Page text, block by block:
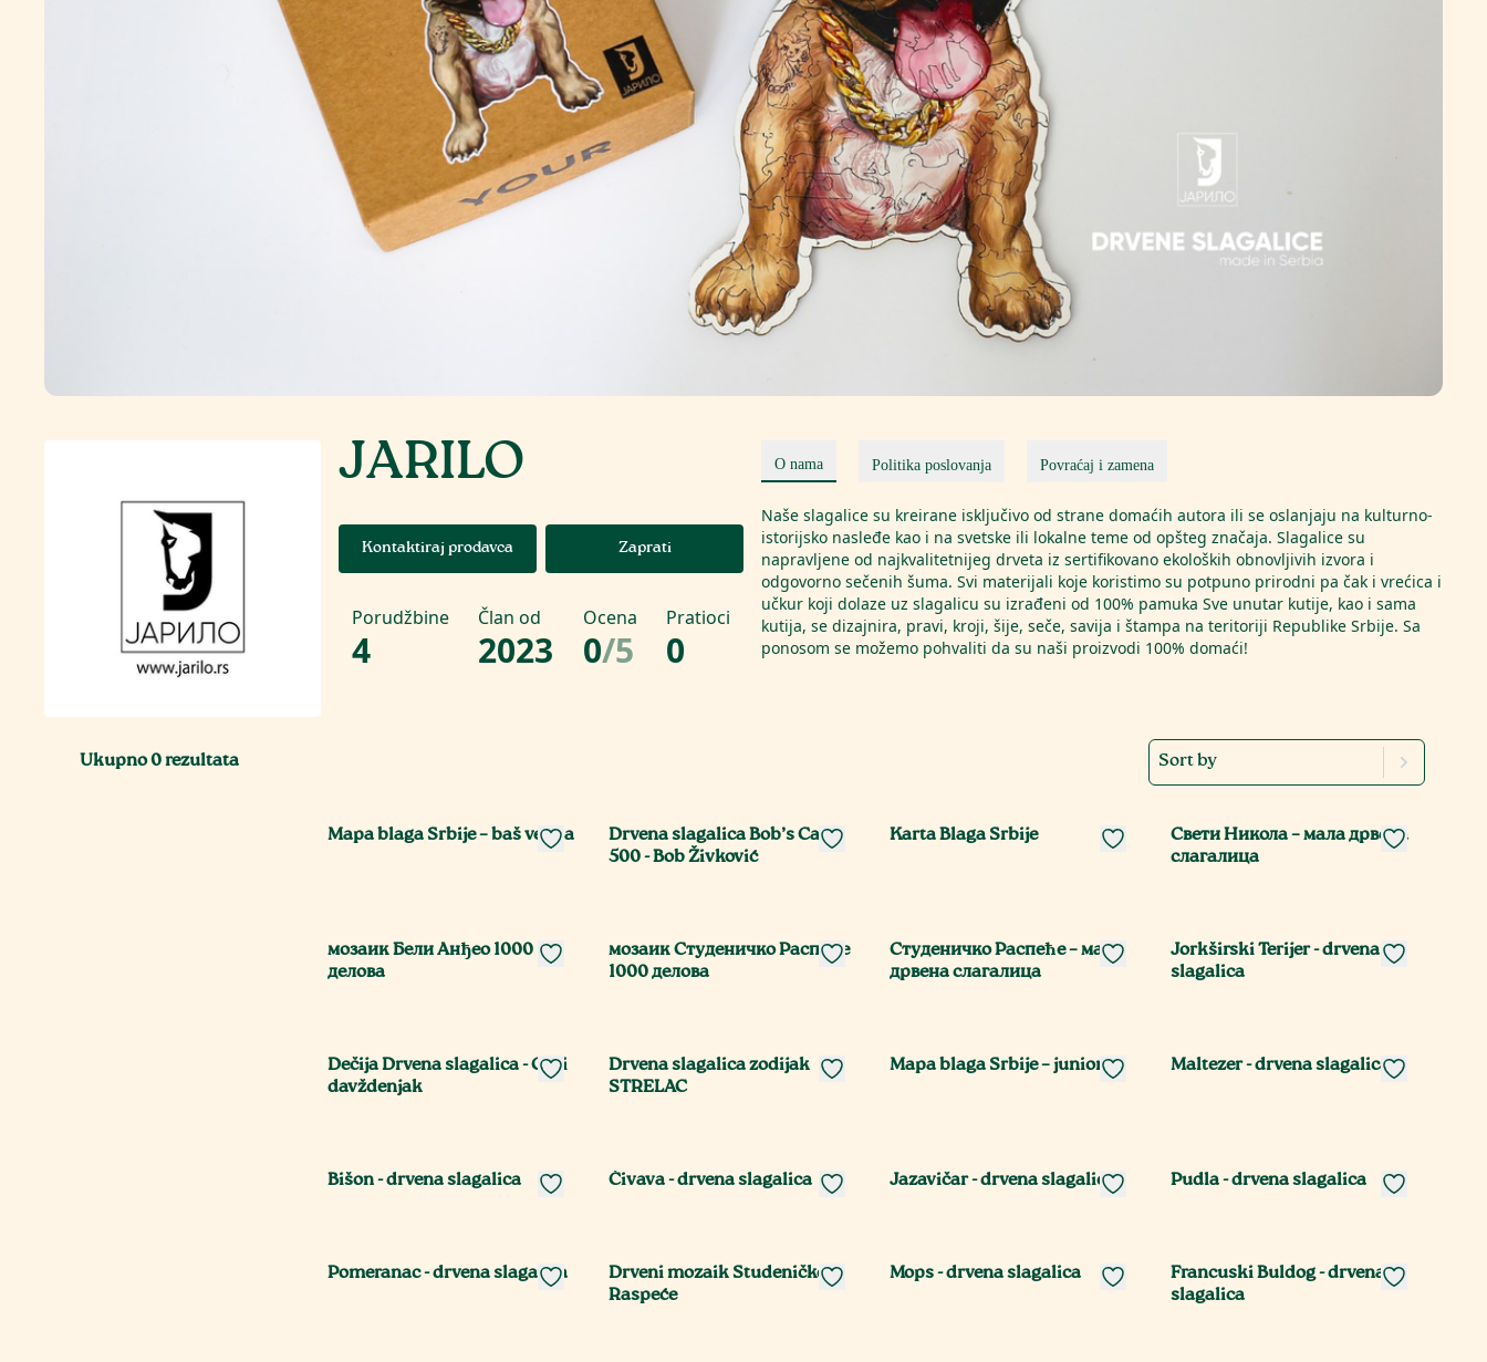
JARILO
Kontaktiraj prodavca Zaprati
Porudžbine
4
Član od
2023
Ocena
0/5
Pratioci
0
O nama Politika poslovanja Povraćaj i zamena
Naše slagalice su kreirane isključivo od strane domaćih autora ili se oslanjaju na kulturno-
istorijsko nasleđe kao i na svetske ili lokalne teme od opšteg značaja. Slagalice su
napravljene od najkvalitetnijeg drveta iz sertifikovano ekoloških obnovljivih izvora i
odgovorno sečenih šuma. Svi materijali koje koristimo su potpuno prirodni pa čak i vrećica i
učkur koji dolaze uz slagalicu su izrađeni od 100% pamuka Sve unutar kutije, kao i sama
kutija, se dizajnira, pravi, kroji, šije, seče, savija i štampa na teritoriji Republike Srbije. Sa
ponosom se možemo pohvaliti da su naši proizvodi 100% domaći!
Ukupno0rezultata Sort by
Mapa blaga Srbije – baš velika
Drvena slagalica Bob’s Cats
500 - Bob Živković
Karta Blaga Srbije
Свети Никола – мала дрвена
слагалица
мозаик Бели Анђео 1000
делова
мозаик Студеничко Распеће
1000 делова
Студеничко Распеће – мала
дрвена слагалица
Jorkširski Terijer - drvena
slagalica
Dečija Drvena slagalica - Crni
davždenjak
Drvena slagalica zodijak
STRELAC
Mapa blaga Srbije – junior Maltezer - drvena slagalica
Bišon - drvena slagalica Čivava - drvena slagalica Jazavičar - drvena slagalica Pudla - drvena slagalica
Pomeranac - drvena slagalica
Drveni mozaik Studeničko
Raspeće
Mops - drvena slagalica
Francuski Buldog - drvena
slagalica